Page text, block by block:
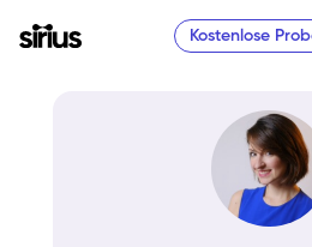
Kostenlose